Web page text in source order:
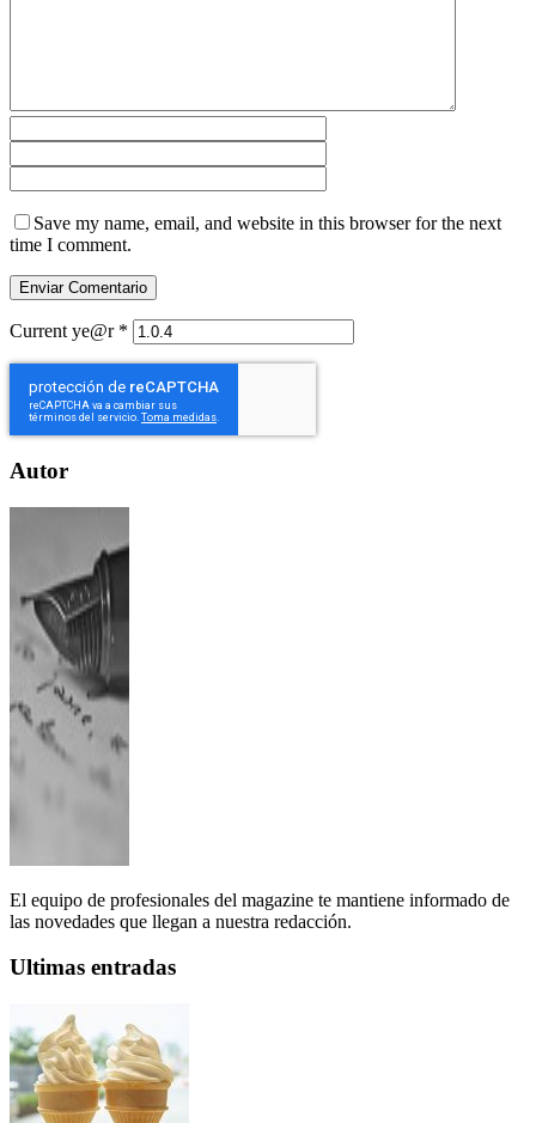
Save my name, email, and website in this browser for the next
time I comment.
Current ye@r *
Autor
El equipo de profesionales del magazine te mantiene informado de
las novedades que llegan a nuestra redacción.
Ultimas entradas